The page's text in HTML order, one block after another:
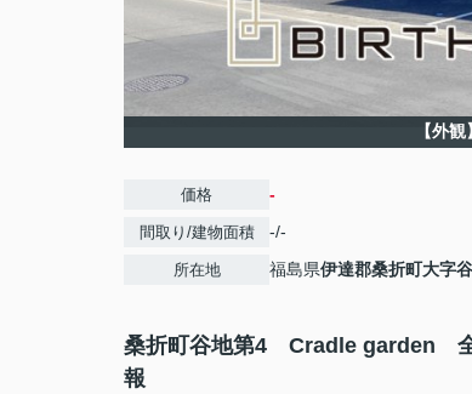
【外観】
価格 -
間取り/建物面積 -/-
所在地 福島県伊達郡桑折町大字
桑折町谷地第4 Cradle garden
報